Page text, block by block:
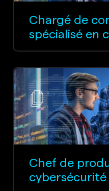
Chargé de
spécialisé en
Chef de
cybersécurité